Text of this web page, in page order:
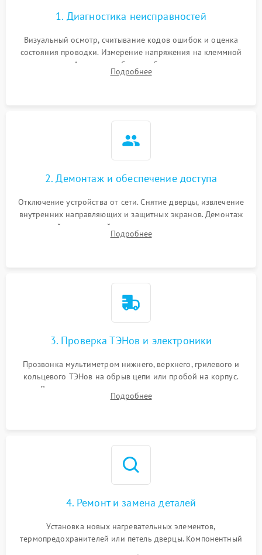
1. Диагностика неисправностей
Визуальный осмотр, считывание кодов ошибок и оценка
состояния проводки. Измерение напряжения на клеммной
колодке. Анализ жалоб на проблемы с нагревом,
конвекцией, панелью управления или блокировкой дверцы.
Подробнее
2. Демонтаж и обеспечение доступа
Отключение устройства от сети. Снятие дверцы, извлечение
внутренних направляющих и защитных экранов. Демонтаж
задней или верхней панели для прямого доступа к
нагревательным элементам, плате и вентиляторам.
Подробнее
3. Проверка ТЭНов и электроники
Прозвонка мультиметром нижнего, верхнего, грилевого и
кольцевого ТЭНов на обрыв цепи или пробой на корпус.
Диагностика термостата, датчиков температуры,
переключателя режимов и мотора конвекции.
Подробнее
4. Ремонт и замена деталей
Установка новых нагревательных элементов,
термопредохранителей или петель дверцы. Компонентный